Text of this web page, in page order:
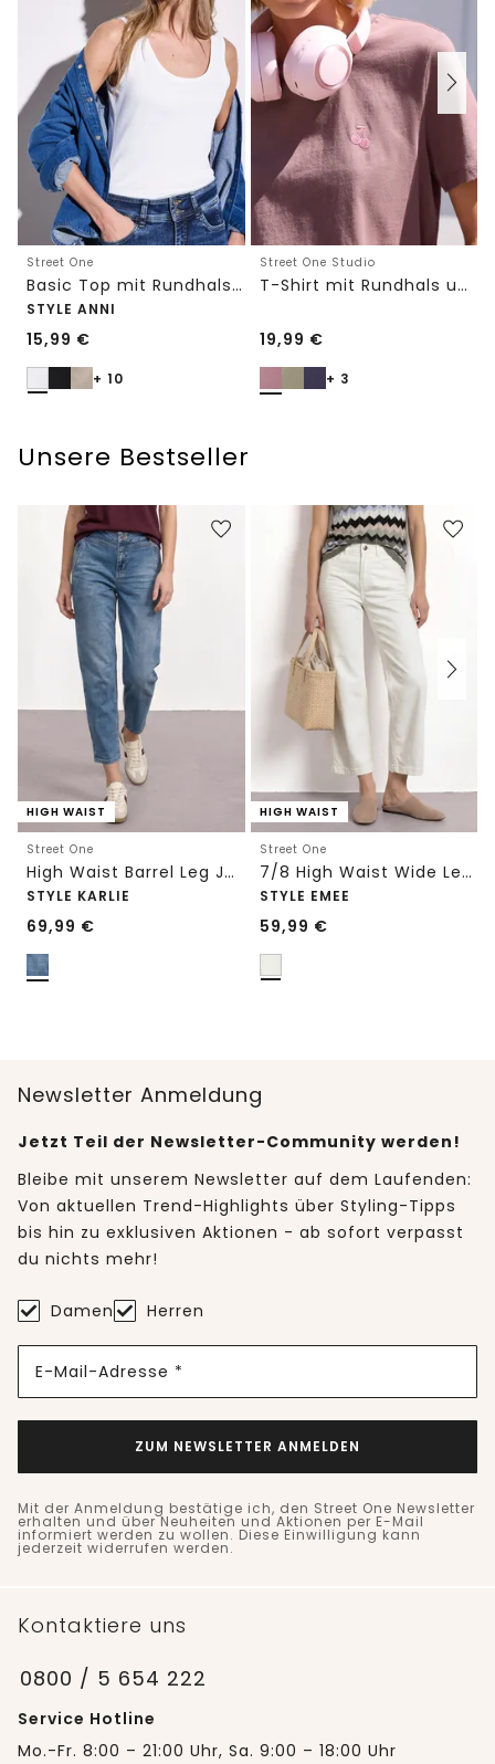
Street One
Basic Top mit Rundhals in Unifarbe
STYLE ANNI
15,99 €
+ 10
Street One Studio
T-Shirt mit Rundhals und Embroidery-Detail
19,99 €
+ 3
Unsere Bestseller
HIGH WAIST
Street One
High Waist Barrel Leg Jeans im Loose Fit
STYLE KARLIE
69,99 €
HIGH WAIST
Street One
7/8 High Waist Wide Leg Jeans im Loose Fit
STYLE EMEE
59,99 €
Newsletter Anmeldung
Jetzt Teil der Newsletter-Community werden!
Bleibe mit unserem Newsletter auf dem Laufenden:
Von aktuellen Trend-Highlights über Styling-Tipps
bis hin zu exklusiven Aktionen - ab sofort verpasst
du nichts mehr!
Damen Herren
E-Mail-Adresse *
ZUM NEWSLETTER ANMELDEN
Mit der Anmeldung bestätige ich, den Street One Newsletter
erhalten und über Neuheiten und Aktionen per E-Mail
informiert werden zu wollen. Diese Einwilligung kann
jederzeit widerrufen werden.
Kontaktiere uns
0800 / 5 654 222
Service Hotline
Mo.-Fr. 8:00 – 21:00 Uhr, Sa. 9:00 – 18:00 Uhr